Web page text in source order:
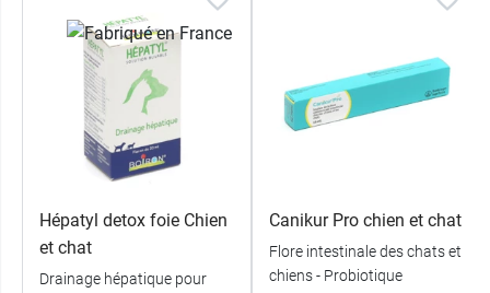
Hépatyl detox foie Chien
et chat
Drainage hépatique pour
Canikur Pro chien et chat
Flore intestinale des chats et
chiens - Probiotique